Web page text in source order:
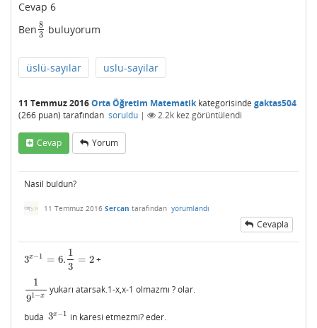
Cevap 6
Ben 8
3
83 buluyorum
üslü-sayılar uslu-sayilar
11 Temmuz 2016Orta Öğretim Matematikkategorisinde gaktas504
(266 puan) tarafından soruldu | 2.2k kez görüntülendi
Cevap Yorum
Nasil buldun?
11 Temmuz 2016 Sercan tarafından yorumlandı
Cevapla
3x−1 = 6.
1
3
= 2
3x−1 =6. 13=2
+
1
91−x
191−x yukarı atarsak.1-x,x-1 olmazmı ? olar.
buda 3x−1
3x−1 in karesi etmezmi? eder.